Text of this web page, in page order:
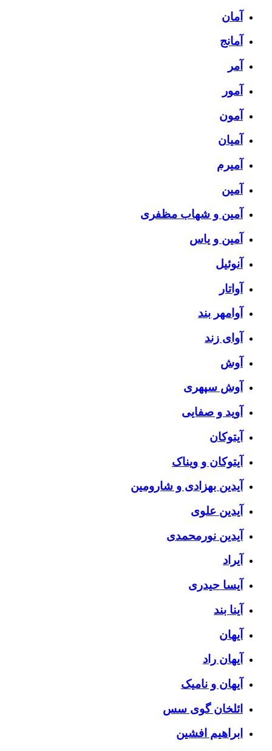
آمان
آمانج
آمر
آمور
آمون
آمیان
آمیرم
آمین
آمین و شهاب مظفری
آمین و یاس
آنوئیل
آواتار
آوامهر بند
آوای زند
آوش
آوش سپهری
آوید و صفایی
آیتوکان
آیتوکان و ویناک
آیدین بهزادی و شارومین
آیدین علوی
آیدین نورمحمدی
آیراد
آیسا حیدری
آینا بند
آیهان
آیهان راد
آیهان و نامیک
ائلخان گوی سس
ابراهیم افشین